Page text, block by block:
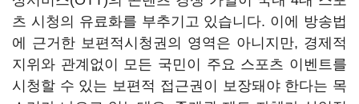
츠 시청의 유료화를 부추기고 있습니다. 이에 방송법
에 근거한 보편적시청권의 영역은 아니지만, 경제적
지위와 관계없이 모든 국민이 주요 스포츠 이벤트를
시청할 수 있는 보편적 접근권이 보장돼야 한다는 목